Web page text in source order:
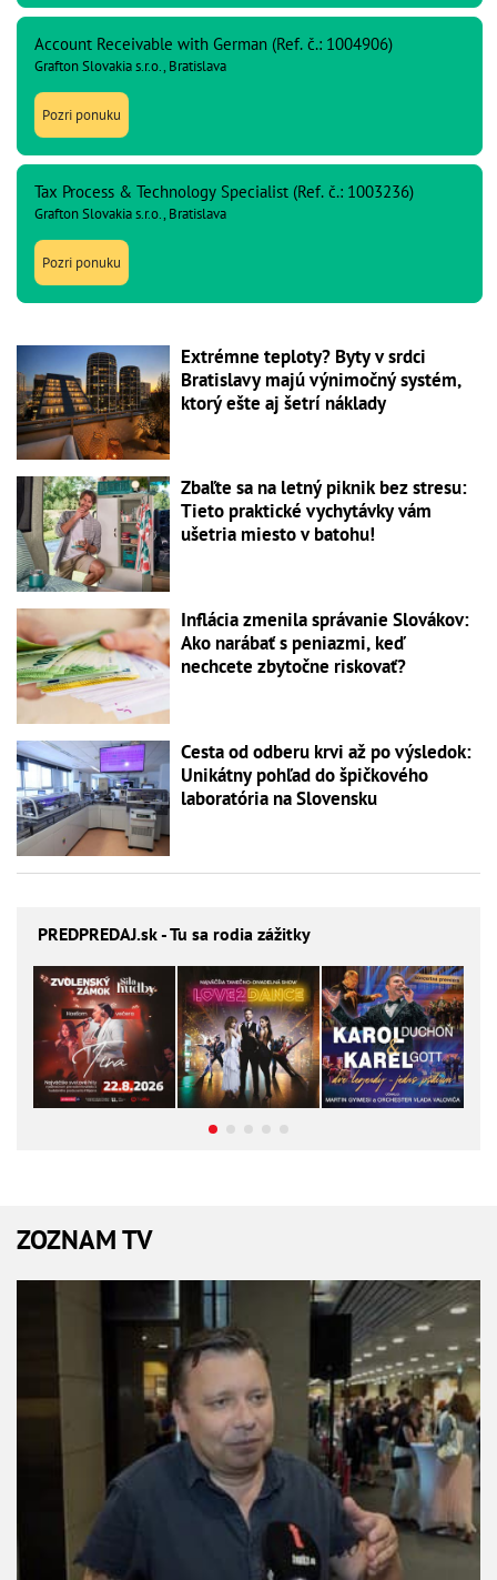
Account Receivable with German (Ref. č.: 1004906)
Grafton Slovakia s.r.o., Bratislava
Pozri ponuku
Tax Process & Technology Specialist (Ref. č.: 1003236)
Grafton Slovakia s.r.o., Bratislava
Pozri ponuku
Extrémne teploty? Byty v srdci
Bratislavy majú výnimočný systém,
ktorý ešte aj šetrí náklady
Zbaľte sa na letný piknik bez stresu:
Tieto praktické vychytávky vám
ušetria miesto v batohu!
Inflácia zmenila správanie Slovákov:
Ako narábať s peniazmi, keď
nechcete zbytočne riskovať?
Cesta od odberu krvi až po výsledok:
Unikátny pohľad do špičkového
laboratória na Slovensku
PREDPREDAJ.sk - Tu sa rodia zážitky
ZOZNAM TV